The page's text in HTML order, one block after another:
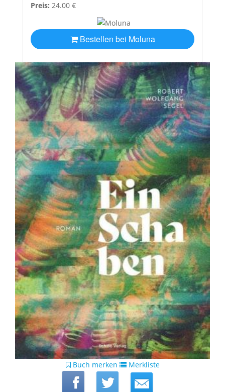
Preis: 24.00 €
Bestellen bei Moluna
Buch merken Merkliste